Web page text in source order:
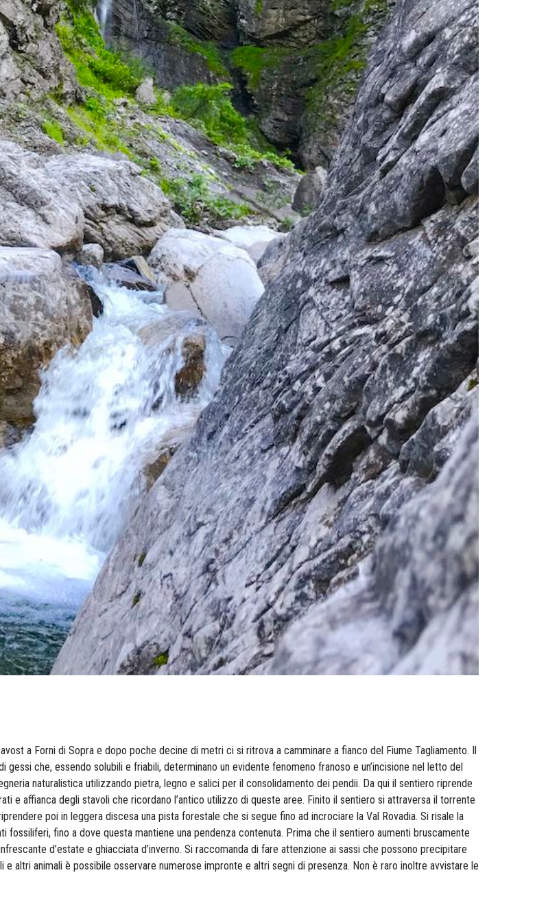
a Forni di Sopra e dopo poche decine di metri ci si ritrova a camminare a fianco del Fiume Tagliamento. Il
che, essendo solubili e friabili, determinano un evidente fenomeno franoso e un’incisione nel letto del
naturalistica utilizzando pietra, legno e salici per il consolidamento dei pendii. Da qui il sentiero riprende
e affianca degli stavoli che ricordano l’antico utilizzo di queste aree. Finito il sentiero si attraversa il torrente
poi in leggera discesa una pista forestale che si segue fino ad incrociare la Val Rovadia. Si risale la
fino a dove questa mantiene una pendenza contenuta. Prima che il sentiero aumenti bruscamente
d’estate e ghiacciata d’inverno. Si raccomanda di fare attenzione ai sassi che possono precipitare
altri animali è possibile osservare numerose impronte e altri segni di presenza. Non è raro inoltre avvistare le